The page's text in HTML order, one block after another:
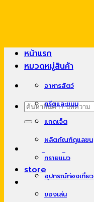
ค้นหา:
store
หน้าแรก
หมวดหมู่สินค้า
อาหารสัตว์
ทรีตและขนม
แกดเจ็ต
ผลิตภัณฑ์ดูแลขน
ทรายแมว
อุปกรณ์ท่องเที่ยว
ของเล่น